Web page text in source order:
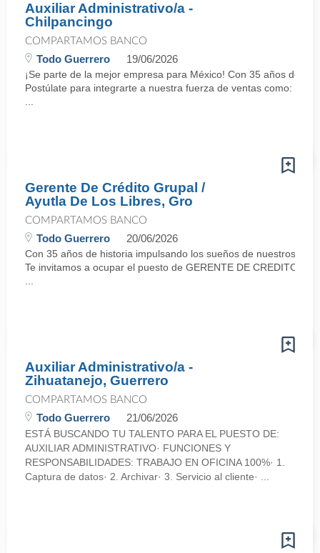
Auxiliar Administrativo/a -
Chilpancingo
COMPARTAMOS BANCO
Todo Guerrero 19/06/2026
¡Se parte de la mejor empresa para México! Con 35 años de
Postúlate para integrarte a nuestra fuerza de ventas como:
Gerente De Crédito Grupal /
Ayutla De Los Libres, Gro
COMPARTAMOS BANCO
Todo Guerrero 20/06/2026
Con 35 años de historia impulsando los sueños de nuestros
Te invitamos a ocupar el puesto de GERENTE DE CREDITO
Auxiliar Administrativo/a -
Zihuatanejo, Guerrero
COMPARTAMOS BANCO
Todo Guerrero 21/06/2026
ESTÁ BUSCANDO TU TALENTO PARA EL PUESTO DE:
AUXILIAR ADMINISTRATIVO· FUNCIONES Y
RESPONSABILIDADES: TRABAJO EN OFICINA 100%· 1.
Captura de datos· 2. Archivar· 3. Servicio al cliente· ...